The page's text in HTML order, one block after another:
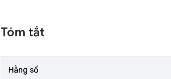
Tóm tắt
Hằng số